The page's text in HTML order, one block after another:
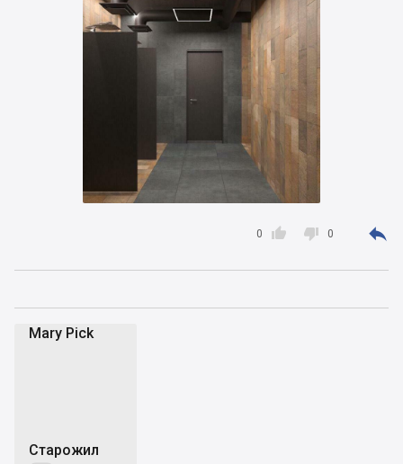

0  0 
Mary Pick
Старожил